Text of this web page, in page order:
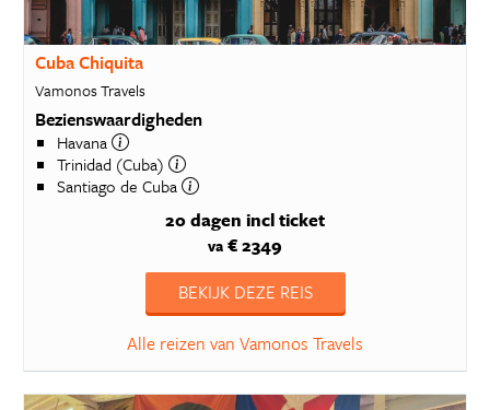
Cuba Chiquita
Vamonos Travels
Bezienswaardigheden
Havana
Trinidad (Cuba)
Santiago de Cuba
20 dagen incl ticket
va € 2349
BEKIJK DEZE REIS
Alle reizen van Vamonos Travels